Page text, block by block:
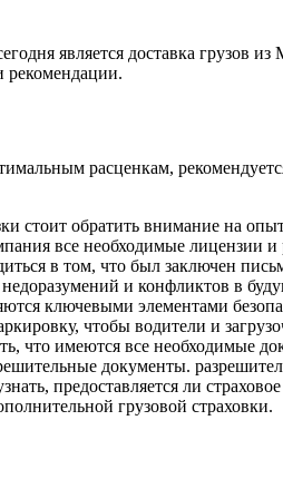
является доставка грузов
рекомендации.
расценкам,
обратить внимание на
все необходимые лицензии
в том, что был заключен
и конфликтов в
ключевыми элементами
чтобы водители и
что имеются все необходимые
документы.
предоставляется ли
грузовой страховки.